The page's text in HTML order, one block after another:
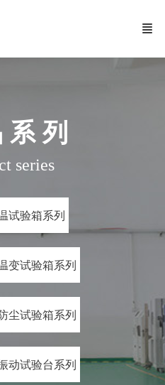
系 列
series
试验箱系列
变试验箱系列
尘试验箱系列
动试验台系列